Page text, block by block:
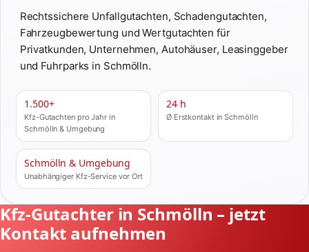
Rechtssichere Unfallgutachten, Schadengutachten,
Fahrzeugbewertung und Wertgutachten für
Privatkunden, Unternehmen, Autohäuser, Leasinggeber
und Fuhrparks in Schmölln.
1.500+
Kfz-Gutachten pro Jahr in
Schmölln & Umgebung
24 h
Ø Erstkontakt in Schmölln
Schmölln & Umgebung
Unabhängiger Kfz-Service vor Ort
Kfz-Gutachter in Schmölln – jetzt
Kontakt aufnehmen